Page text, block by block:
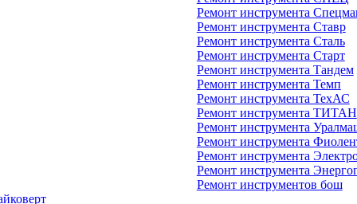
Ремонт инструмента
Ремонт инструмента Ставр
Ремонт инструмента Сталь
Ремонт инструмента Старт
Ремонт инструмента Тандем
Ремонт инструмента Темп
Ремонт инструмента ТехАС
Ремонт инструмента ТИТАН
Ремонт инструмента
Ремонт инструмента
Ремонт инструмента
Ремонт инструмента
Ремонт инструментов бош